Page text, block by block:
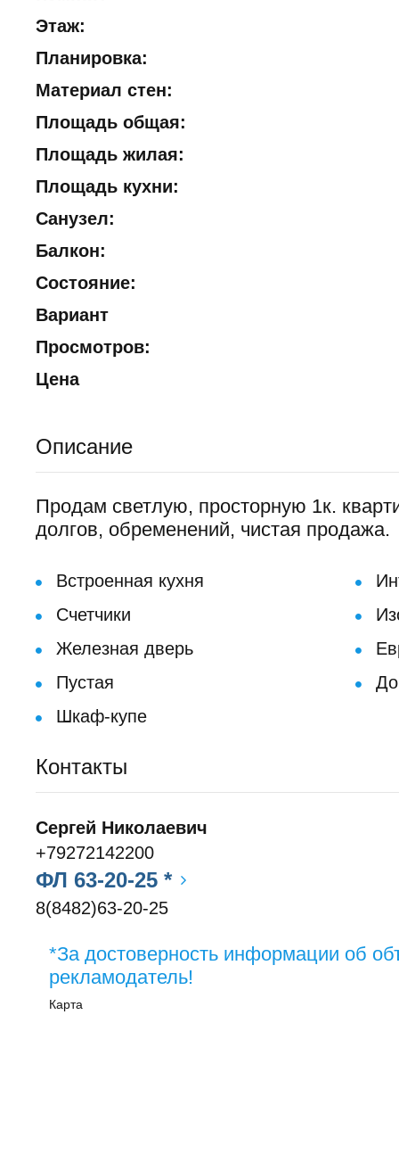
Этаж:
Планировка:
Материал стен:
Площадь общая:
Площадь жилая:
Площадь кухни:
Санузел:
Балкон:
Состояние:
Вариант
Просмотров:
Цена
Описание
Продам светлую, просторную 1к.
долгов, обременений, чистая продажа.
Встроенная кухня
Счетчики
Железная дверь
Пустая
Шкаф-купе
Контакты
Сергей Николаевич
+79272142200
ФЛ 63-20-25 *
8(8482)63-20-25
*За достоверность информации об
рекламодатель!
Карта